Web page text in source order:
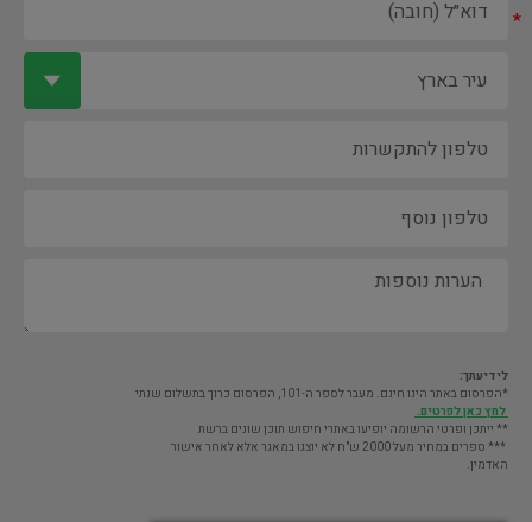
*
לידיעתך:
*הפרסום באתר הינו חינם. מעבר לספר ה-101, הפרסום כרוך בתשלום שנתי
לחץ כאן לפרטים.
** ייתכן ופרטי הרשומה יופיעו באתרי חיפוש תוכן שונים ברשת
*** ספרים במחיר מעל 2000 ש"ח לא יוצגו במאגר אלא לאחר אישור
האדמין.